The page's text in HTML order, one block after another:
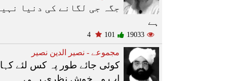
جگہ جی لگانے کی دنیا
ہے
19033
101
4
مجموعے - نصیر الدین نصیر
کوئی جائے طور پہ کس لئے
اب وہ خوش نظری رہی